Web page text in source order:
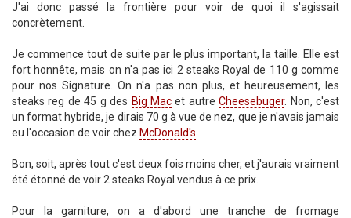
J'ai donc passé la frontière pour voir de quoi il s'agissait
concrètement.
Je commence tout de suite par le plus important, la taille. Elle est
fort honnête, mais on n'a pas ici 2 steaks Royal de 110 g comme
pour nos Signature. On n'a pas non plus, et heureusement, les
steaks reg de 45 g des Big Macet autreCheesebuger. Non, c'est
un format hybride, je dirais 70 g à vue de nez, que je n'avais jamais
eu l'occasion de voir chez McDonald's
Bon, soit, après tout c'est deux fois moins cher, et j'aurais vraiment
été étonné de voir 2 steaks Royal vendus à ce prix.
Pour la garniture, on a d'abord une tranche de fromage